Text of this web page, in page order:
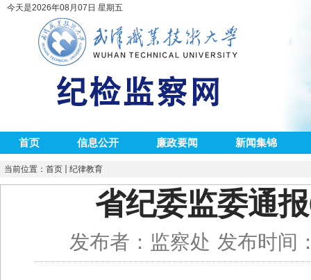
今天是2026年08月07日 星期五
首页 信息公开 廉政要闻 新闻集锦
当前位置： 首页 纪律教育
省纪委监委通
发布者：监察处 发布时间